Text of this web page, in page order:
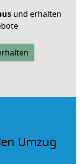
und erhalten
Umzug